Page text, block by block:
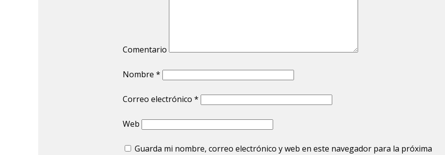
Comentario
Nombre *
Correo electrónico *
Web
Guarda mi nombre, correo electrónico y web en este navegador para la próxima